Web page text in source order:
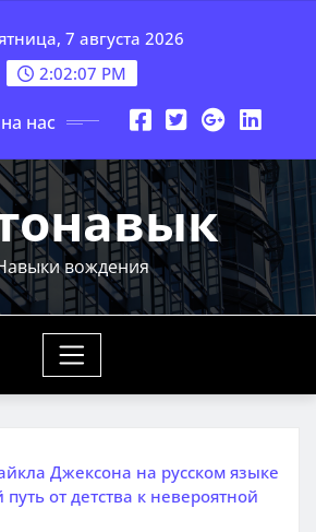
7 августа 2026
2:02:08 PM
нас
вождения
Джексона на русском языке
от детства к невероятной